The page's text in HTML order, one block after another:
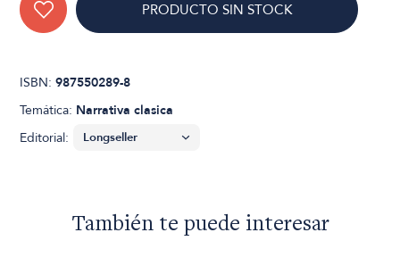
PRODUCTO SIN STOCK
ISBN:987550289-8
Temática: Narrativa clasica
Editorial:
También te puede interesar